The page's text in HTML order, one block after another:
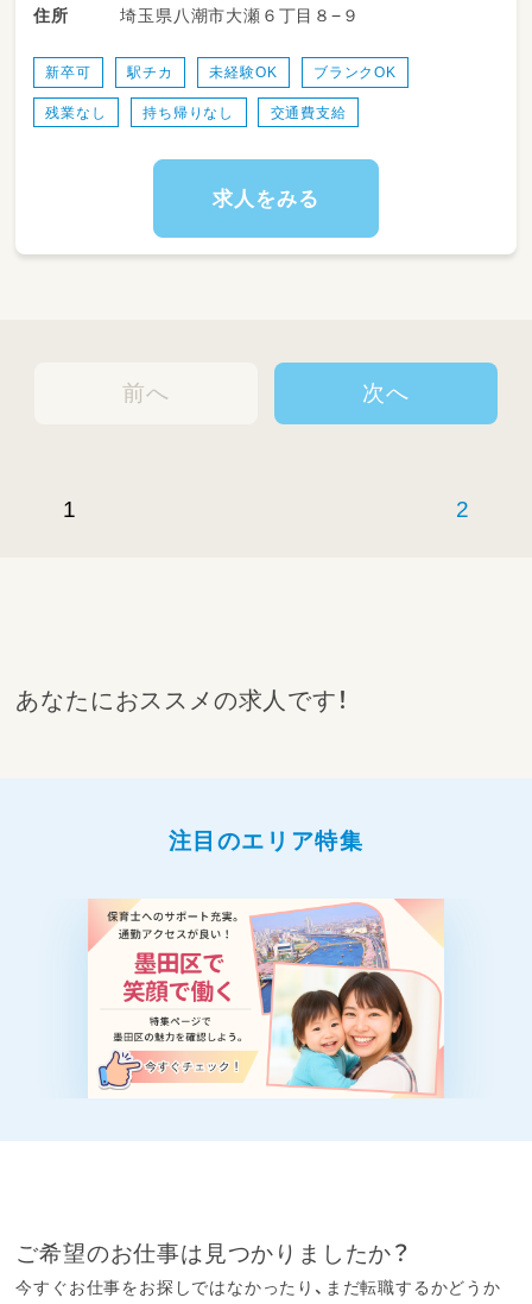
午睡など）や遊び・活動の見守り、発達に応じた
っていただきます。
また、連絡帳や日誌などの記録業務、年間計画・
園長・巡回マネージャー・本社保育士がサポート
する体制が整っているため、一人で抱え込むこ
ト体制も充実しています。自治体研修は勤務時
間内に受講でき、社内研修も実践的な内容でス
キルアップを支援します。
住所 埼玉県八潮市大瀬６丁目８−９
新卒可 駅チカ 未経験OK ブランクOK
残業なし 持ち帰りなし 交通費支給
求人をみる
前へ
1 2
次へ
あなたにおススメの求人です！
注目のエリア特集
ご希望のお仕事は見つかりましたか？
今すぐお仕事をお探しではなかったり、まだ転職するかどうか